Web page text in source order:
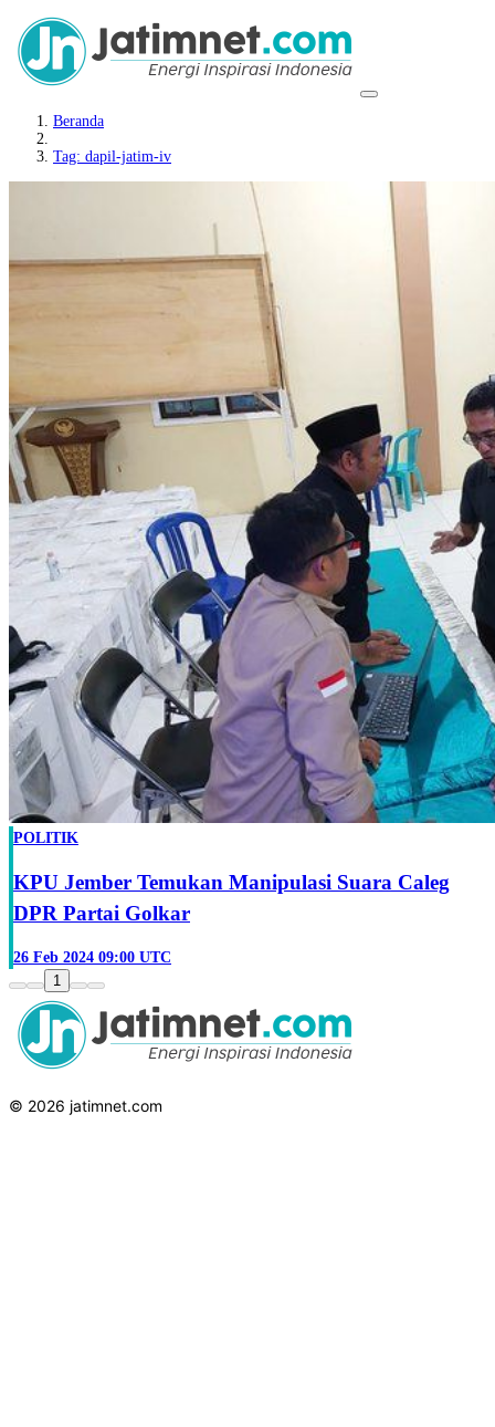
Beranda
Tag: dapil-jatim-iv
POLITIK
KPU Jember Temukan Manipulasi Suara Caleg
DPR Partai Golkar
26 Feb 2024 09:00 UTC
1
© 2026 jatimnet.com